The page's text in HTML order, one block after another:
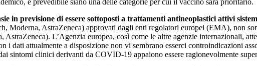
in previsione di essere sottoposti a trattamenti antineoplastici attivi
Moderna, AstraZeneca) approvati dagli enti regolatori europei (EMA), non
L’Agenzia europea, così come le altre agenzie internazionali,
i dati attualmente a disposizione non vi sembrano esserci controindicazioni
sintomi clinici derivanti da COVID-19 appaiono essere ragionevolmente